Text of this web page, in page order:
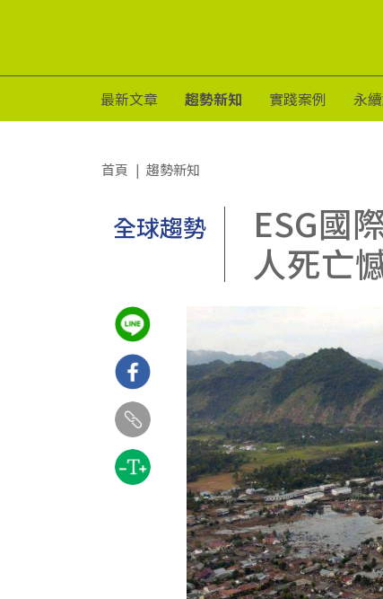
最新文章 趨勢新知 實踐案例 永
首頁 趨勢新知
全球趨勢
ESG國
人死亡